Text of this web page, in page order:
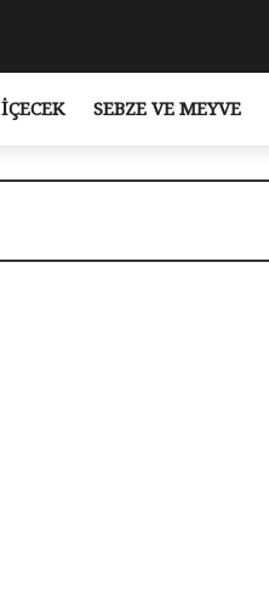
İÇECEK SEBZE VE MEYVE